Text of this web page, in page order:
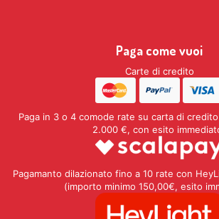
Paga come vuoi
Carte di credito
Paga in 3 o 4 comode rate su carta di
2.000 €, con esito
Pagamanto dilazionato fino a 10 rate con
(importo minimo 150,00€, esito